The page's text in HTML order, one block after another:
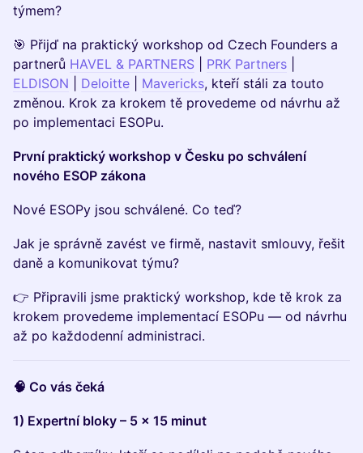
týmem?
🎯 Přijď na praktický workshop od Czech Founders a
partnerů HAVEL & PARTNERS PRK Partners
ELDISON
Deloitte Mavericks, kteří stáli za touto
změnou. Krok za krokem tě provedeme od návrhu až
po implementaci ESOPu.
První praktický workshop v Česku po schválení
nového ESOP zákona
Nové ESOPy jsou schválené. Co teď?
Jak je správně zavést ve firmě, nastavit smlouvy, řešit
daně a komunikovat týmu?
👉 Připravili jsme praktický workshop, kde tě krok za
krokem provedeme implementací ESOPu — od návrhu
až po každodenní administraci.
🧠 Co vás čeká
1) Expertní bloky – 5 × 15 minut